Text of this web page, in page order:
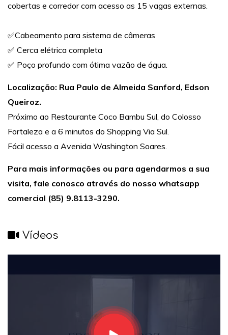
cobertas e corredor com acesso as 15 vagas externas.
✅Cabeamento para sistema de câmeras
✅ Cerca elétrica completa
✅ Poço profundo com ótima vazão de água.
Localização: Rua Paulo de Almeida Sanford, Edson
Queiroz.
Próximo ao Restaurante Coco Bambu Sul, do Colosso
Fortaleza e a 6 minutos do Shopping Via Sul.
Fácil acesso a Avenida Washington Soares.
Para mais informações ou para agendarmos a sua
visita, fale conosco através do nosso whatsapp
comercial (85) 9.8113-3290.
Vídeos